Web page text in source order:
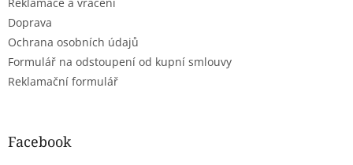
Doprava
Ochrana osobních údajů
Formulář na odstoupení od kupní smlouvy
Reklamační formulář
Facebook